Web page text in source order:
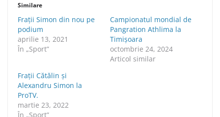
Similare
Frații Simon din nou pe
podium
aprilie 13, 2021
În „Sport”
Campionatul mondial de
Pangration Athlima la
Timișoara
octombrie 24, 2024
Articol similar
Frații Cătălin şi
Alexandru Simon la
ProTV.
martie 23, 2022
În „Sport”